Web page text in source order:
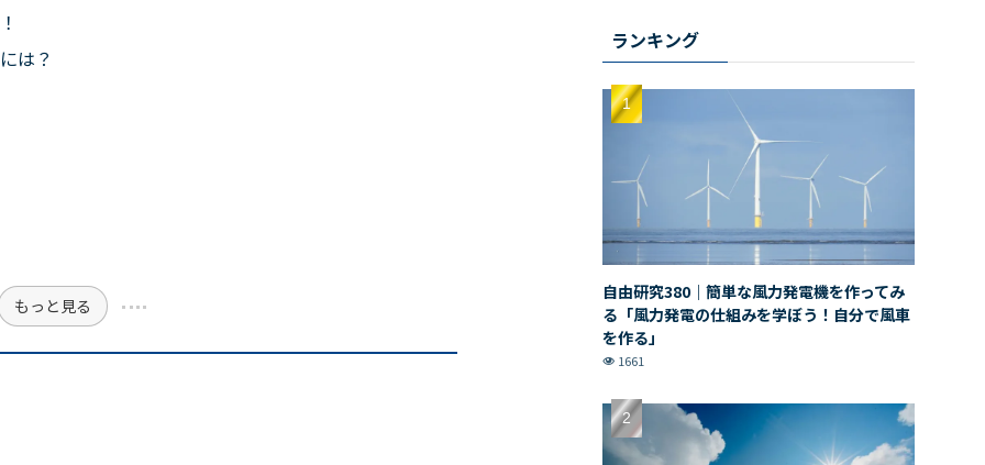
は？
もっと見る
ランキング
自由研究380｜簡単な風力発電機を作ってみ
る「風力発電の仕組みを学ぼう！自分で風車
を作る」
1661